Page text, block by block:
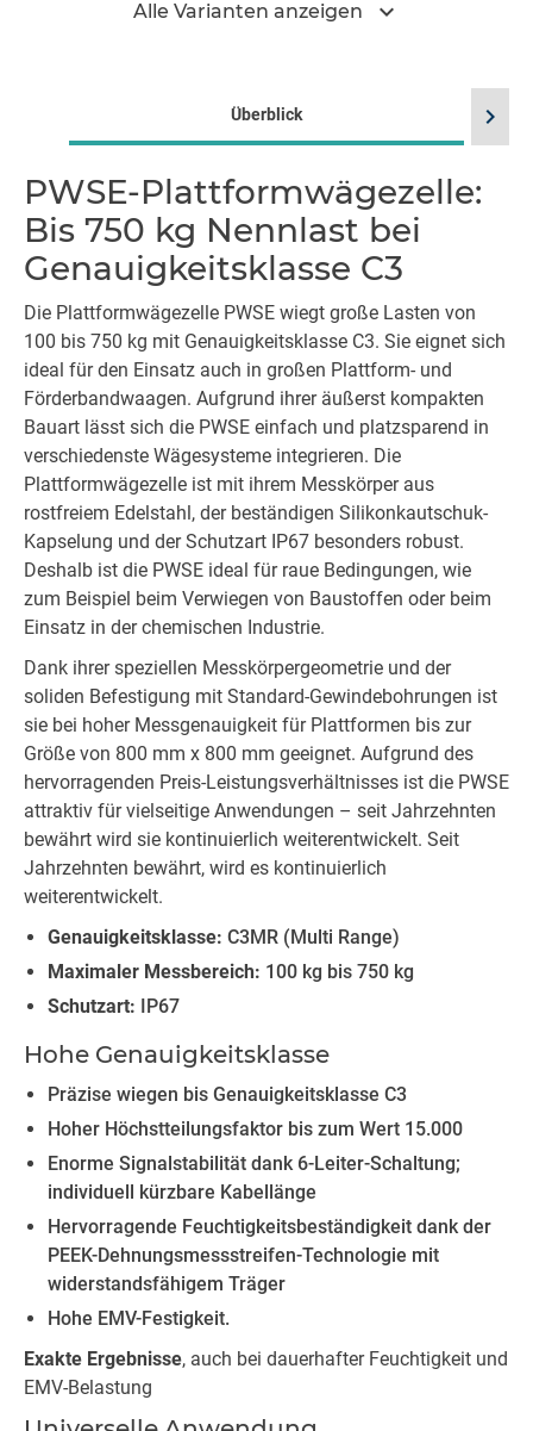
Alle Varianten anzeigen expand_more
Überblick
PWSE-Plattformwägezelle:
Bis 750 kg Nennlast bei
Genauigkeitsklasse C3
Die Plattformwägezelle PWSE wiegt große Lasten von
100 bis 750 kg mit Genauigkeitsklasse C3. Sie eignet sich
ideal für den Einsatz auch in großen Plattform- und
Förderbandwaagen. Aufgrund ihrer äußerst kompakten
Bauart lässt sich die PWSE einfach und platzsparend in
verschiedenste Wägesysteme integrieren. Die
Plattformwägezelle ist mit ihrem Messkörper aus
rostfreiem Edelstahl, der beständigen Silikonkautschuk-
Kapselung und der Schutzart IP67 besonders robust.
Deshalb ist die PWSE ideal für raue Bedingungen, wie
zum Beispiel beim Verwiegen von Baustoffen oder beim
Einsatz in der chemischen Industrie.
Dank ihrer speziellen Messkörpergeometrie und der
soliden Befestigung mit Standard-Gewindebohrungen ist
sie bei hoher Messgenauigkeit für Plattformen bis zur
Größe von 800 mm x 800 mm geeignet. Aufgrund des
hervorragenden Preis-Leistungsverhältnisses ist die PWSE
attraktiv für vielseitige Anwendungen – seit Jahrzehnten
bewährt wird sie kontinuierlich weiterentwickelt. Seit
Jahrzehnten bewährt, wird es kontinuierlich
weiterentwickelt.
Genauigkeitsklasse: C3MR (Multi Range)
Maximaler Messbereich: 100 kg bis 750 kg
Schutzart: IP67
Hohe Genauigkeitsklasse
Präzise wiegen bis Genauigkeitsklasse C3
Hoher Höchstteilungsfaktor bis zum Wert 15.000
Enorme Signalstabilität dank 6-Leiter-Schaltung;
individuell kürzbare Kabellänge
Hervorragende Feuchtigkeitsbeständigkeit dank der
PEEK-Dehnungsmessstreifen-Technologie mit
widerstandsfähigem Träger
Hohe EMV-Festigkeit.
Exakte Ergebnisse, auch bei dauerhafter Feuchtigkeit und
EMV-Belastung
chevron_right